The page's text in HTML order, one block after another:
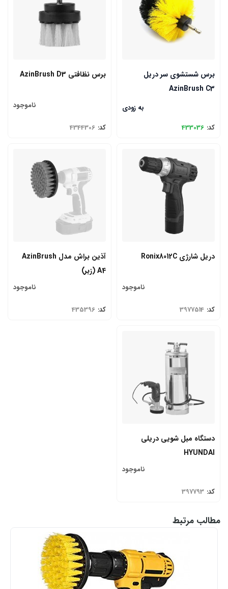
برس شستشوی سر دریل
AzinBrush C3
به زودی
کد: 433036
برس نظافتی AzinBrush D3
ناموجود
کد: 4344306
دریل شارژی Ronix8012C
ناموجود
کد: 3977514
آذین براش مدل AzinBrush
A4 (زبر)
ناموجود
کد: 435396
دستگاه مبل شویی دریلی
HYUNDAI
ناموجود
کد: 397793
مطالب مرتبط